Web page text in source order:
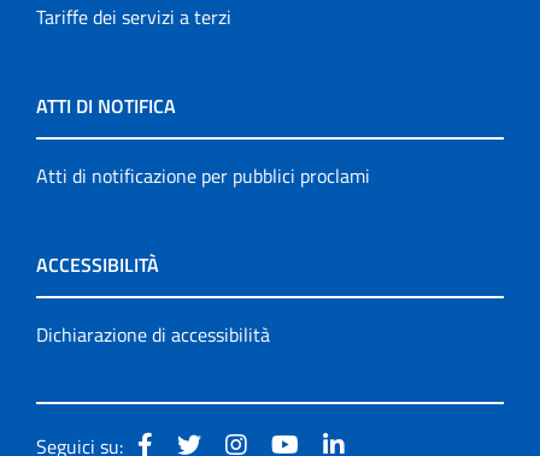
Tariffe dei servizi a terzi
ATTI DI NOTIFICA
Atti di notificazione per pubblici proclami
ACCESSIBILITÀ
Dichiarazione di accessibilità
Seguici su: